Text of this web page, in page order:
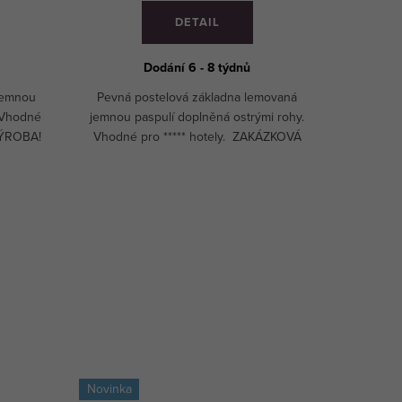
DETAIL
Dodání 6 - 8 týdnů
Pevná postelová základna lemovaná
jemnou paspulí doplněná ostrými rohy.
Vhodné pro ***** hotely. ZAKÁZKOVÁ
Novinka